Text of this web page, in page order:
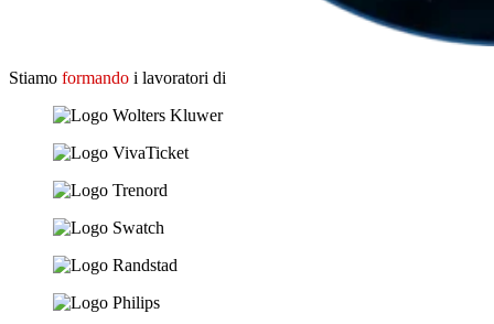
Stiamo formando i lavoratori di